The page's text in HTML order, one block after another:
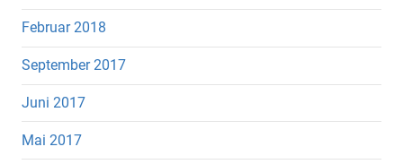
Februar 2018
September 2017
Juni 2017
Mai 2017